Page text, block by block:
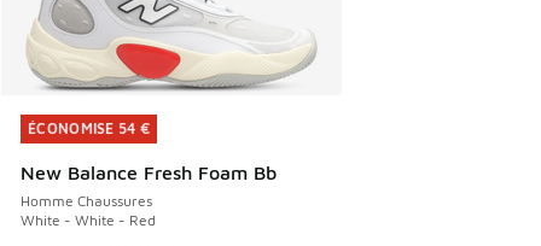
ÉCONOMISE 54 €
New Balance Fresh Foam Bb
Homme Chaussures
White - White - Red
ÉCONOMISE 54 €